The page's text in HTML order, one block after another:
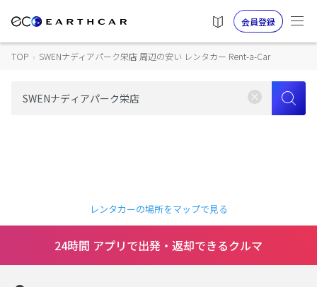
会員登録
TOP › SWENナディアパーク栄店 周辺の安い レンタカー Rent-a-Car
レンタカーの場所をマップで見る
24時間 アプリで出発・返却できるクルマ